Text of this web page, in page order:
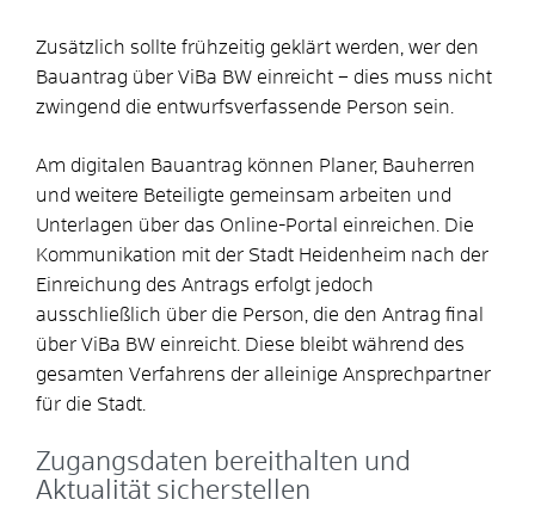
Zusätzlich sollte frühzeitig geklärt werden, wer den
Bauantrag über ViBa BW einreicht – dies muss nicht
zwingend die entwurfsverfassende Person sein.
Am digitalen Bauantrag können Planer, Bauherren
und weitere Beteiligte gemeinsam arbeiten und
Unterlagen über das Online-Portal einreichen. Die
Kommunikation mit der Stadt Heidenheim nach der
Einreichung des Antrags erfolgt jedoch
ausschließlich über die Person, die den Antrag final
über ViBa BW einreicht. Diese bleibt während des
gesamten Verfahrens der alleinige Ansprechpartner
für die Stadt.
Zugangsdaten bereithalten und
Aktualität sicherstellen